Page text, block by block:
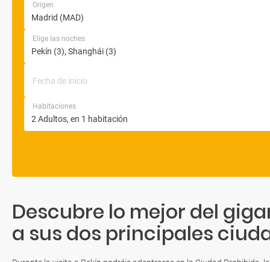
Origen
Elige las noches
Fecha de inicio
Habitaciones
Descubre lo mejor del
a sus dos principales